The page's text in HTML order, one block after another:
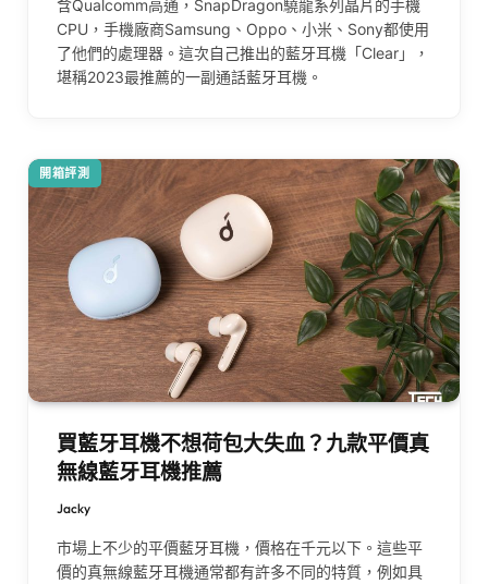
含Qualcomm高通，SnapDragon驍龍系列晶片的手機
CPU，手機廠商Samsung、Oppo、小米、Sony都使用
了他們的處理器。這次自己推出的藍牙耳機「Clear」，
堪稱2023最推薦的一副通話藍牙耳機。
開箱評測
買藍牙耳機不想荷包大失血？九款平價真
無線藍牙耳機推薦
Jacky
市場上不少的平價藍牙耳機，價格在千元以下。這些平
價的真無線藍牙耳機通常都有許多不同的特質，例如具